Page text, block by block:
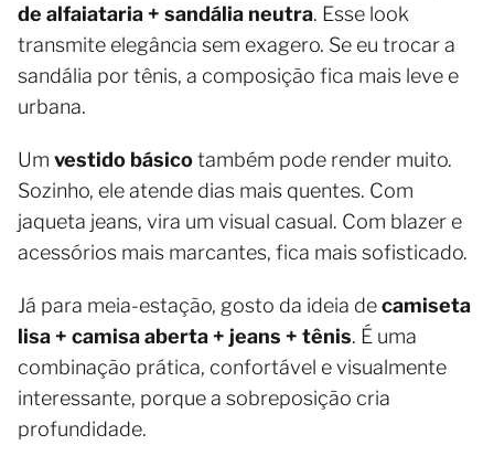
de alfaiataria + sandália neutra. Esse look
transmite elegância sem exagero. Se eu trocar a
sandália por tênis, a composição fica mais leve e
urbana.
Um vestido básicotambém pode render muito.
Sozinho, ele atende dias mais quentes. Com
jaqueta jeans, vira um visual casual. Com blazer e
acessórios mais marcantes, fica mais sofisticado.
Já para meia-estação, gosto da ideia decamiseta
lisa + camisa aberta + jeans + tênis. É uma
combinação prática, confortável e visualmente
interessante, porque a sobreposição cria
profundidade.